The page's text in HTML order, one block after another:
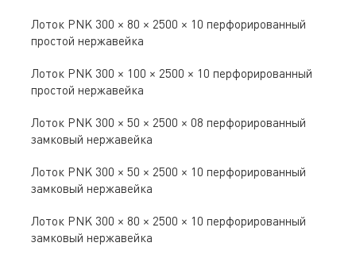
Лоток PNK 300 × 80 × 2500 × 10 перфорированный
простой нержавейка
Лоток PNK 300 × 100 × 2500 × 10 перфорированный
простой нержавейка
Лоток PNK 300 × 50 × 2500 × 08 перфорированный
замковый нержавейка
Лоток PNK 300 × 50 × 2500 × 10 перфорированный
замковый нержавейка
Лоток PNK 300 × 80 × 2500 × 10 перфорированный
замковый нержавейка